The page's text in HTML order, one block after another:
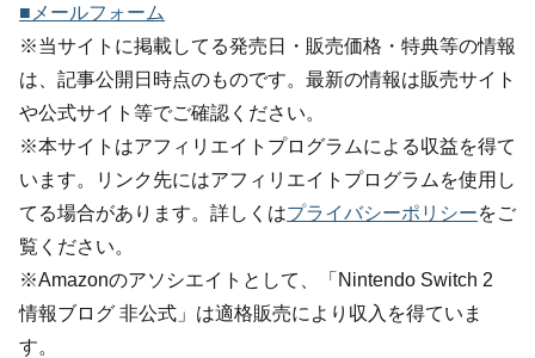
■メールフォーム
※当サイトに掲載してる発売日・販売価格・特典等の情報
は、記事公開日時点のものです。最新の情報は販売サイト
や公式サイト等でご確認ください。
※本サイトはアフィリエイトプログラムによる収益を得て
います。リンク先にはアフィリエイトプログラムを使用し
てる場合があります。詳しくはプライバシーポリシーをご
覧ください。
※Amazonのアソシエイトとして、「Nintendo Switch 2
情報ブログ 非公式」は適格販売により収入を得ていま
す。